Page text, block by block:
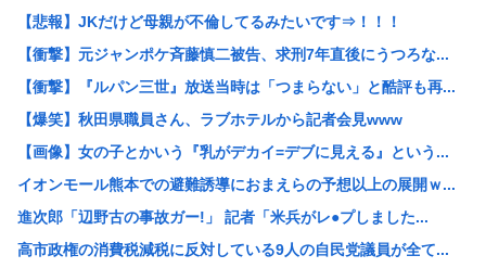
【悲報】JKだけど母親が不倫してるみたいです⇒！！！
【衝撃】元ジャンポケ斉藤慎二被告、求刑7年直後にうつろな...
【衝撃】『ルパン三世』放送当時は「つまらない」と酷評も再...
【爆笑】秋田県職員さん、ラブホテルから記者会見www
【画像】女の子とかいう『乳がデカイ=デブに見える』という...
イオンモール熊本での避難誘導におまえらの予想以上の展開ｗ...
進次郎「辺野古の事故ガー!」 記者「米兵がレ●プしました...
高市政権の消費税減税に反対している9人の自民党議員が全て...